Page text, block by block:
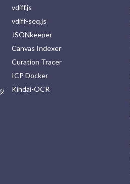
vdiff.js
vdiff-seq.js
JSONkeeper
Canvas Indexer
Curation Tracer
ICP Docker
Kindai-OCR